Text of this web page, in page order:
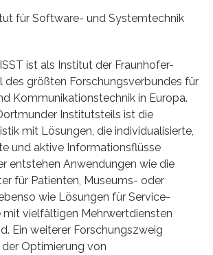
für Software- und Systemtechnik
ist als Institut der Fraunhofer-
des größten Forschungsverbundes für
Kommunikationstechnik in Europa.
Institutsteils ist die
mit Lösungen, die individualisierte,
und aktive Informationsflüsse
entstehen Anwendungen wie die
für Patienten, Museums- oder
wie Lösungen für Service-
mit vielfältigen Mehrwertdiensten
Ein weiterer Forschungszweig
Optimierung von